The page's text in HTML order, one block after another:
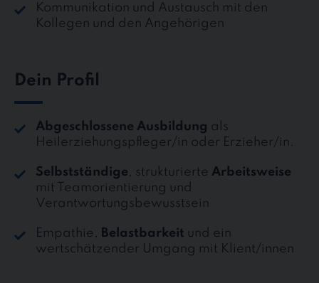
Kommunikation und Austausch mit den
Kollegen und den Angehörigen
Dein Profil
Abgeschlossene Ausbildung als
Heilerziehungspfleger/in oder Erzieher/in.
Selbstständige, strukturierte Arbeitsweise
mit Teamorientierung und
Verantwortungsbewusstsein
Empathie, Belastbarkeit und ein
wertschätzender Umgang mit Klient/innen